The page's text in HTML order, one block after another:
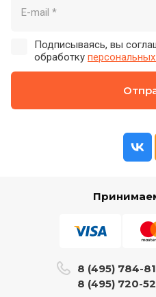
Подписываясь, вы
обработку
8 (495) 784-
8 (495) 720-